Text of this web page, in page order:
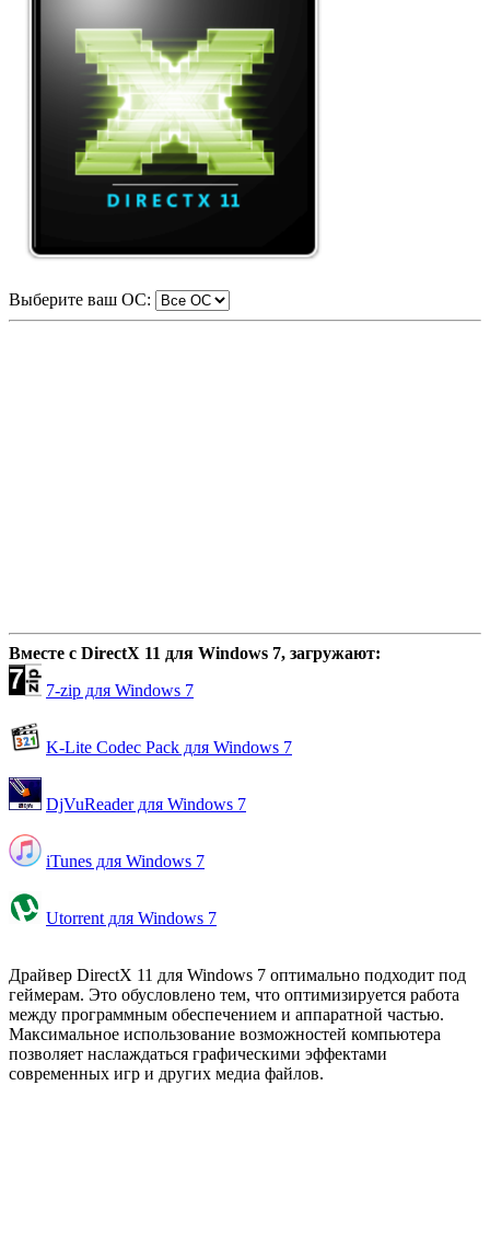
Выберите ваш ОС:
Вместе с DirectX 11 для Windows 7, загружают:
7-zip для Windows 7
K-Lite Codec Pack для Windows 7
DjVuReader для Windows 7
iTunes для Windows 7
Utorrent для Windows 7
Драйвер DirectX 11 для Windows 7 оптимально подходит под
геймерам. Это обусловлено тем, что оптимизируется работа
между программным обеспечением и аппаратной частью.
Максимальное использование возможностей компьютера
позволяет наслаждаться графическими эффектами
современных игр и других медиа файлов.